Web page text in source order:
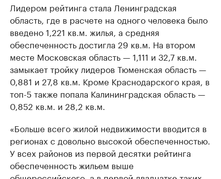
Лидером рейтинга стала Ленинградская
область, где в расчете на одного человека было
введено 1,221 кв.м. жилья, а средняя
обеспеченность достигла 29 кв.м. На втором
месте Московская область — 1,111 и 32,7 кв.м.
замыкает тройку лидеров Тюменская область —
0,881 и 27,8 кв.м. Кроме Краснодарского края, в
топ-5 также попала Калининградская область —
0,852 кв.м. и 28,2 кв.м.
«Больше всего жилой недвижимости вводится в
регионах с довольно высокой обеспеченностью.
У всех районов из первой десятки рейтинга
обеспеченность жильем выше